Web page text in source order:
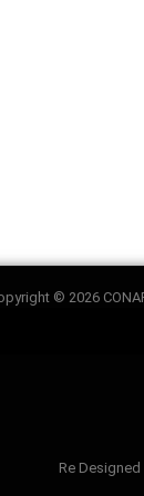
© 2026
Re Designed